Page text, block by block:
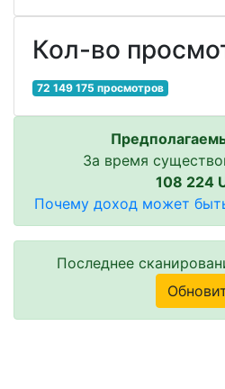
Кол-во
72 149 175 просмотров
За время
108 224
Почему доход может
Последнее